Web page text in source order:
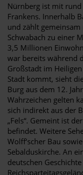
Nürnberg ist mit
Frankens. Innerhalb
und zählt
Schwabach zu einer
3,5 Millionen
war bereits während
Großstadt im
Stadt kommt, sieht
Burg aus dem 12.
Wahrzeichen gelten
sich indirekt aus der
„Fels“. Gemeint ist
befindet. Weitere
Wolff‘scher Bau
Sebalduskirche. An
deutschen